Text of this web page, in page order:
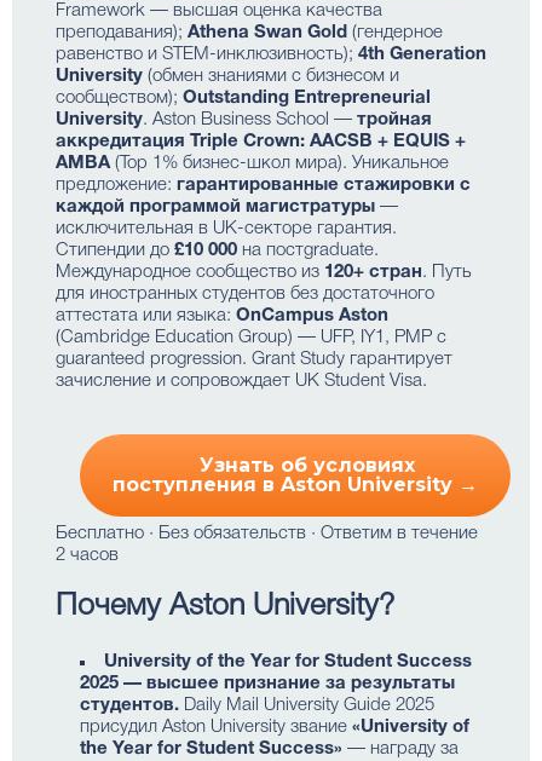
Framework — высшая оценка качества
преподавания); Athena Swan Gold (гендерное
равенство и STEM-инклюзивность); 4th Generation
University (обмен знаниями с бизнесом и
сообществом); Outstanding Entrepreneurial
University. Aston Business School — тройная
аккредитация Triple Crown: AACSB + EQUIS +
AMBA(Top 1% бизнес-школ мира). Уникальное
предложение: гарантированные стажировки с
каждой программой магистратуры —
исключительная в UK-секторе гарантия.
Стипендии до £10 000 на постgraduate.
Международное сообщество из 120+ стран. Путь
для иностранных студентов без достаточного
аттестата или языка: OnCampus Aston
(Cambridge Education Group) — UFP, IY1, PMP с
guaranteed progression. Grant Study гарантирует
зачисление и сопровождает UK Student Visa.
Узнать об условиях
поступления в Aston University →
Бесплатно · Без обязательств · Ответим в течение
2 часов
Почему Aston University?
University of the Year for Student Success
2025 — высшее признание за результаты
студентов. Daily Mail University Guide 2025
присудил Aston University звание «University of
the Year for Student Success» — награду за